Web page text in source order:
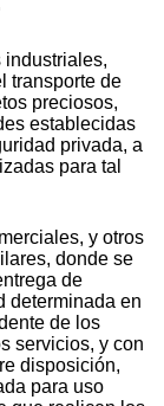
industriales,
transporte de
preciosos,
establecidas
privada, a
para tal
y otros
donde se
de
determinada en
de los
servicios, y con
disposición,
para uso